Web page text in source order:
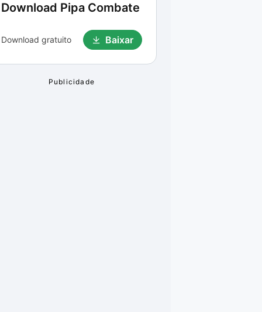
Download Pipa Combate
Download gratuito Baixar